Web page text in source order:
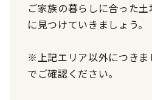
ご家族の暮らしに合った
に見つけていきましょう。
※上記エリア以外につきま
でご確認ください。